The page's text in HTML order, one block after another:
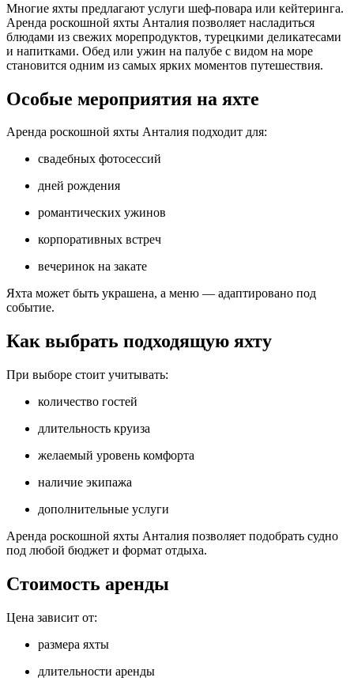
Многие яхты предлагают услуги шеф‑повара или кейтеринга.
Аренда роскошной яхты Анталия позволяет насладиться
блюдами из свежих морепродуктов, турецкими деликатесами
и напитками. Обед или ужин на палубе с видом на море
становится одним из самых ярких моментов путешествия.
Особые мероприятия на яхте
Аренда роскошной яхты Анталия подходит для:
свадебных фотосессий
дней рождения
романтических ужинов
корпоративных встреч
вечеринок на закате
Яхта может быть украшена, а меню — адаптировано под
событие.
Как выбрать подходящую яхту
При выборе стоит учитывать:
количество гостей
длительность круиза
желаемый уровень комфорта
наличие экипажа
дополнительные услуги
Аренда роскошной яхты Анталия позволяет подобрать судно
под любой бюджет и формат отдыха.
Стоимость аренды
Цена зависит от:
размера яхты
длительности аренды